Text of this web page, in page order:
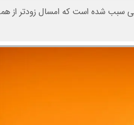
سبب شده است که امسال زودتر از